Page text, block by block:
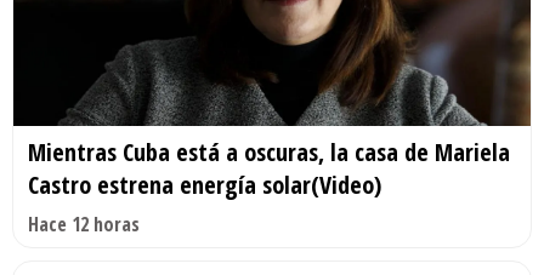
Mientras Cuba está a oscuras, la casa de Mariela
Castro estrena energía solar(Video)
Hace 12 horas